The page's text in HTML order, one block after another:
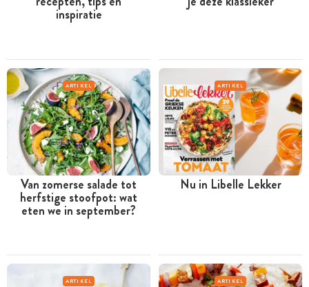
inspiratie
ARTIKEL
Van zomerse salade tot
herfstige stoofpot: wat
eten we in september?
ARTIKEL
Nu in Libelle Lekker
ARTIKEL ARTIKEL